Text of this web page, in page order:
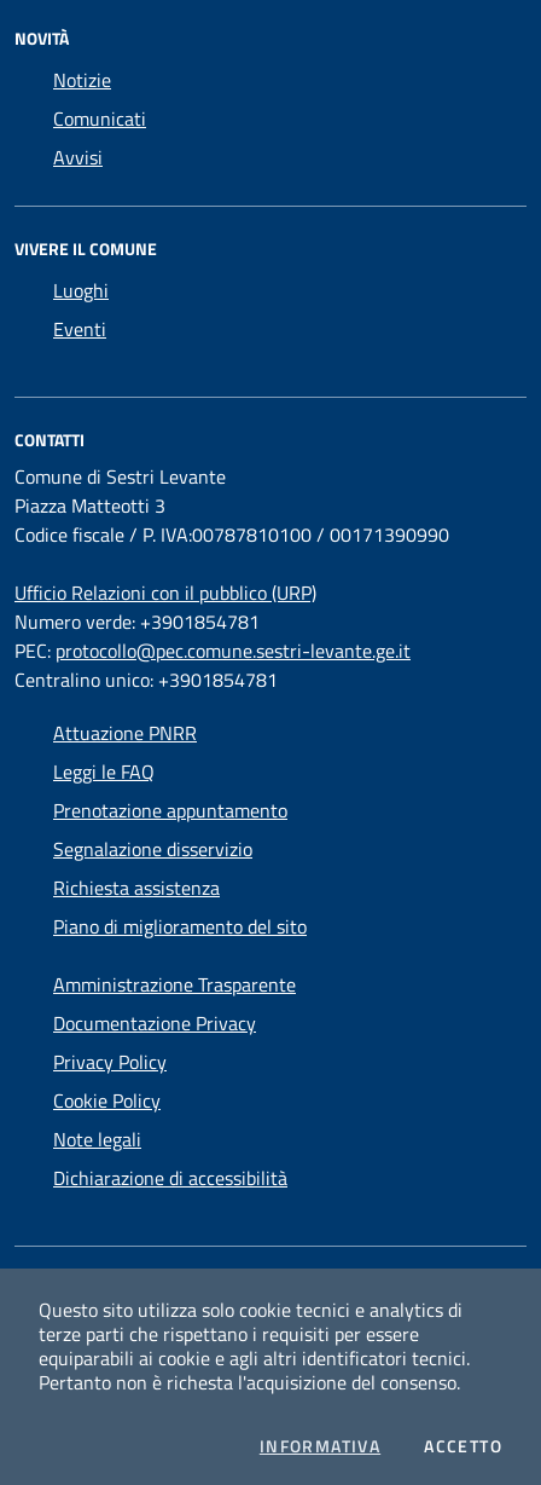
Questo sito utilizza solo cookie tecnici e analytics di
terze parti che rispettano i requisiti per essere
equiparabili ai cookie e agli altri identificatori tecnici.
Pertanto non è richesta l'acquisizione del consenso.
INFORMATIVA PRIVACYACCETTOI
NOVITÀ
Notizie
Comunicati
Avvisi
VIVERE IL COMUNE
Luoghi
Eventi
CONTATTI
Comune di Sestri Levante
Piazza Matteotti 3
Codice fiscale / P. IVA:00787810100 / 00171390990
Ufficio Relazioni con il pubblico (URP)
Numero verde: +3901854781
PEC: protocollo@pec.comune.sestri-levante.ge.it
Centralino unico: +3901854781
Attuazione PNRR
Leggi le FAQ
Prenotazione appuntamento
Segnalazione disservizio
Richiesta assistenza
Piano di miglioramento del sito
Amministrazione Trasparente
Documentazione Privacy
Privacy Policy
Cookie Policy
Note legali
Dichiarazione di accessibilità
FacebookInstagram